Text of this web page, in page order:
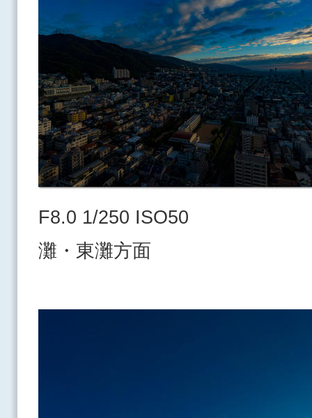
F8.0 1/250 ISO50
灘・東灘方面